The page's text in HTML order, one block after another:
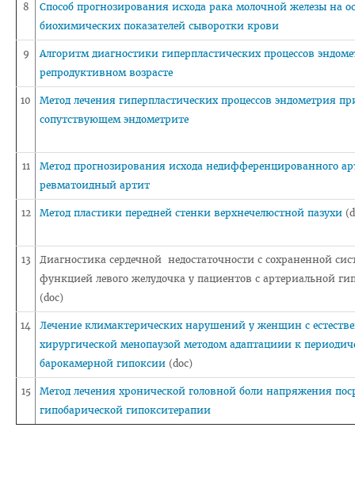
Год мира и созидания
Великая Победа
Год исторической памяти
Я - грамадзянiн Беларусi
Единый день голосования
Навстречу референдуму
Год народного единства
Стратегия: Молодежь Беларуси - 20.30
ПОО «Белорусский Союз Женщин»
ПО РОО «Белая Русь»
Совет ветеранов ВГМУ
Каталог учебных дисциплин
Награды сотрудников ВГМУ
Заслуженный деятель науки БССР
8
Способ прогнозирования исхода рака молочной железы на
биохимических показателей сыворотки крови
9
Алгоритм диагностики гиперпластических процессов
репродуктивном возрасте
10
Метод лечения гиперпластических процессов эндометрия
сопутствующем эндометрите
11
Метод прогнозирования исхода недифференцированного
ревматоидный артит
12 Метод пластики передней стенки верхнечелюстной пазухи
13
Диагностика сердечной недостаточности с сохраненной
функцией левого желудочка у пациентов с артериальной
(doc)
14
Лечение климактерических нарушений у женщин с
хирургической менопаузой методом адаптациии к
барокамерной гипоксии (doc)
15
Метод лечения хронической головной боли напряжения
гипобарической гипокситерапии